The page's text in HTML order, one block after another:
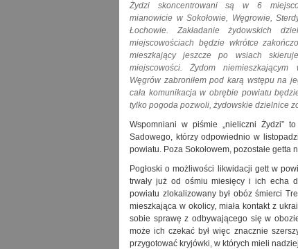
Żydzi skoncentrowani są w 6
mianowicie w Sokołowie, Węgrowie,
Łochowie. Zakładanie żydowskich
miejscowościach będzie wkrótce
mieszkający jeszcze po wsiach
miejscowości. Żydom niemieszkającym
Węgrów zabroniłem pod karą wstępu na
cała komunikacja w obrębie powiatu
tylko pogoda pozwoli, żydowskie dzielnice
Wspomniani w piśmie „nieliczni Żydzi”
Sadowego, którzy odpowiednio w
powiatu. Poza Sokołowem, pozostałe getta
Pogłoski o możliwości likwidacji gett w
trwały już od ośmiu miesięcy i ich echa
powiatu zlokalizowany był obóz śmierci
mieszkająca w okolicy, miała kontakt z
sobie sprawę z odbywającego się w
może ich czekać był więc znacznie
przygotować kryjówki, w których mieli